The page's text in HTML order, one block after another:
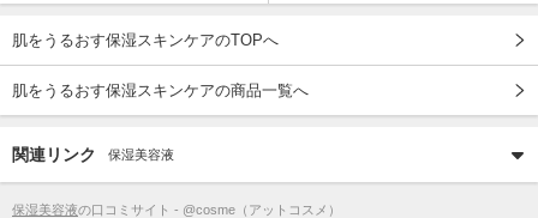
肌をうるおす保湿スキンケアのTOPへ
肌をうるおす保湿スキンケアの商品一覧へ
関連リンク 保湿美容液
保湿美容液の口コミサイト - @cosme（アットコスメ）